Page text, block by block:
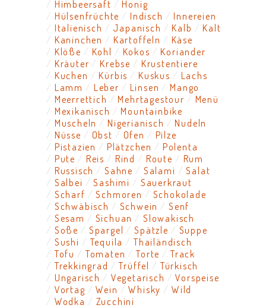
Himbeersaft
Honig
Hülsenfrüchte
Indisch
Innereien
Italienisch
Japanisch Kalb
Kalt
Kaninchen
Kartoffeln
Käse
Klöße
Kohl Kokos
Koriander
Kräuter
Krebse
Krustentiere
Kuchen
Kürbis Kuskus
Lachs
Lamm
Leber Linsen
Mango
Meerrettich
Mehrtagestour
Menü
Mexikanisch
Mountainbike
Muscheln
Nigerianisch
Nudeln
Nüsse
Obst Ofen
Pilze
Pistazien
Plätzchen
Polenta
Pute
Reis Rind Route
Rum
Russisch
Sahne Salami
Salat
Salbei
Sashimi
Sauerkraut
Scharf
Schmoren
Schokolade
Schwäbisch
Schwein
Senf
Sesam
Sichuan
Slowakisch
Soße
Spargel Spätzle
Suppe
Sushi
Tequila
Thailändisch
Tofu
Tomaten Torte
Track
Trekkingrad
Trüffel
Türkisch
Ungarisch
Vegetarisch
Vorspeise
Vortag
Wein Whisky
Wild
Wodka
Zucchini